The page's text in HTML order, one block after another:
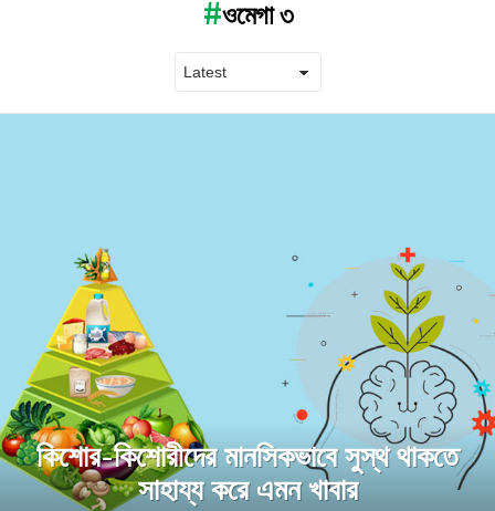
ওমেগা ৩
কিশোর-কিশোরীদের মানসিকভাবে সুস্থ থাকতে
সাহায্য করে এমন খাবার